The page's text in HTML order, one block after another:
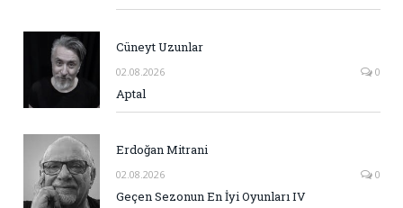
Cüneyt Uzunlar
02.08.2026 0
Aptal
Erdoğan Mitrani
02.08.2026 0
Geçen Sezonun En İyi Oyunları IV